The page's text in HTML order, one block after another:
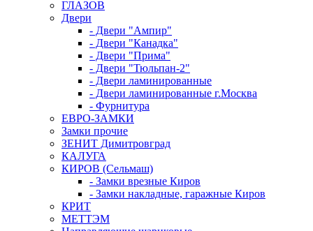
ГЛАЗОВ
Двери
- Двери "Ампир"
- Двери "Канадка"
- Двери "Прима"
- Двери "Тюльпан-2"
- Двери ламинированные
- Двери ламинированные г.Москва
- Фурнитура
ЕВРО-ЗАМКИ
Замки прочие
ЗЕНИТ Димитровград
КАЛУГА
КИРОВ (Сельмаш)
- Замки врезные Киров
- Замки накладные, гаражные Киров
КРИТ
МЕТТЭМ